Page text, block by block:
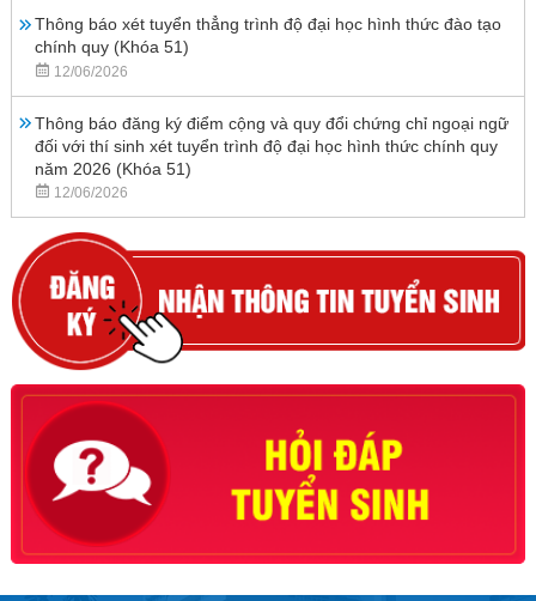
Thông báo xét tuyển thẳng trình độ đại học hình thức đào tạo
chính quy (Khóa 51)
12/06/2026
Thông báo đăng ký điểm cộng và quy đổi chứng chỉ ngoại ngữ
đối với thí sinh xét tuyển trình độ đại học hình thức chính quy
năm 2026 (Khóa 51)
12/06/2026